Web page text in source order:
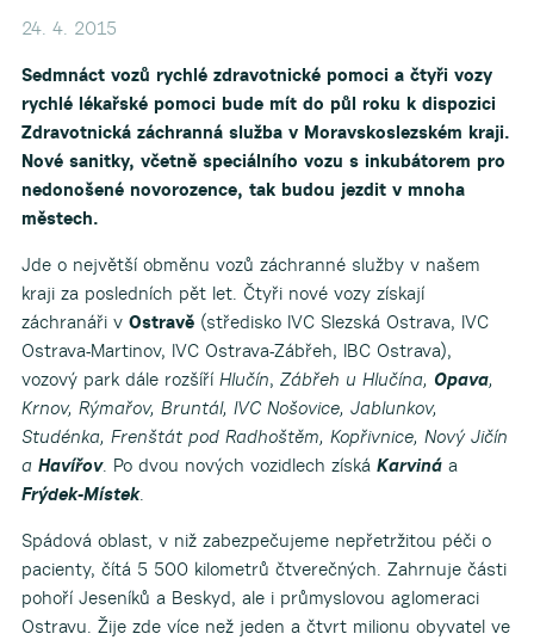
24. 4. 2015
Sedmnáct vozů rychlé zdravotnické pomoci a čtyři vozy
rychlé lékařské pomoci bude mít do půl roku k dispozici
Zdravotnická záchranná služba v Moravskoslezském kraji.
Nové sanitky, včetně speciálního vozu s inkubátorem pro
nedonošené novorozence, tak budou jezdit v mnoha
městech.
Jde o největší obměnu vozů záchranné služby v našem
kraji za posledních pět let. Čtyři nové vozy získají
záchranáři v Ostravě(středisko IVC Slezská Ostrava, IVC
Ostrava-Martinov, IVC Ostrava-Zábřeh, IBC Ostrava),
vozový park dále rozšíří Hlučín, Zábřeh u Hlučína, Opava,
Krnov, Rýmařov, Bruntál, IVC Nošovice, Jablunkov,
Studénka, Frenštát pod Radhoštěm, Kopřivnice, Nový Jičín
a Havířov. Po dvou nových vozidlech získá Karviná a
Frýdek-Místek.
Spádová oblast, v niž zabezpečujeme nepřetržitou péči o
pacienty, čítá 5 500 kilometrů čtverečných. Zahrnuje části
pohoří Jeseníků a Beskyd, ale i průmyslovou aglomeraci
Ostravu. Žije zde více než jeden a čtvrt milionu obyvatel ve